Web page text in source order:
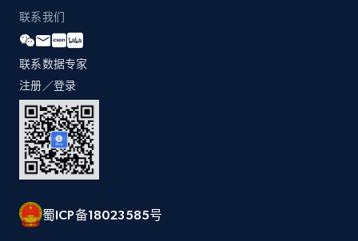
联系我们
联系数据专家
注册／登录
蜀ICP备18023585号